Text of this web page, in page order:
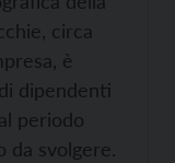
circa
è
dipendenti
periodo
da svolgere.